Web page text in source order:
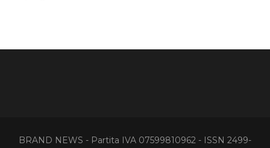
BRAND NEWS - Partita IVA 07599810962 - ISSN 2499-